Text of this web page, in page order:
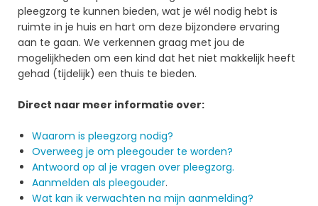
pleegzorg te kunnen bieden, wat je wél nodig hebt is
ruimte in je huis en hart om deze bijzondere ervaring
aan te gaan. We verkennen graag met jou de
mogelijkheden om een kind dat het niet makkelijk heeft
gehad (tijdelijk) een thuis te bieden.
Direct naar meer informatie over:
Waarom is pleegzorg nodig?
Overweeg je om pleegouder te worden?
Antwoord op al je vragen over pleegzorg.
Aanmelden als pleegouder.
Wat kan ik verwachten na mijn aanmelding?